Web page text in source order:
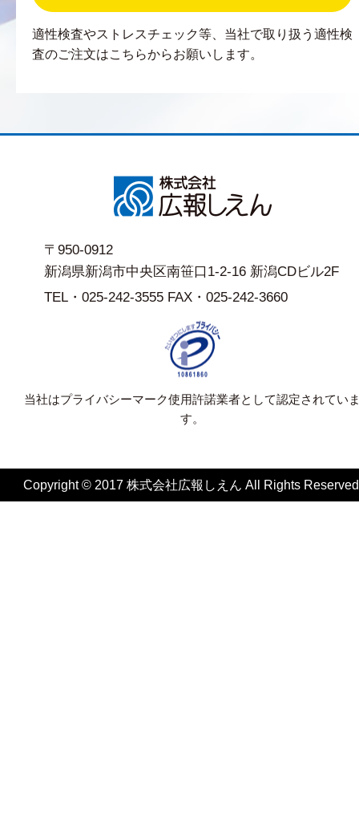
適性検査やストレスチェック等、当社で取り扱う適性検
査のご注文はこちらからお願いします。
〒950-0912
新潟県新潟市中央区南笹口1-2-16 新潟CDビル2F
TEL・025-242-3555 FAX・025-242-3660
当社はプライバシーマーク使用許諾業者として認定されてい
す。
Copyright © 2017 株式会社広報しえん All Rights